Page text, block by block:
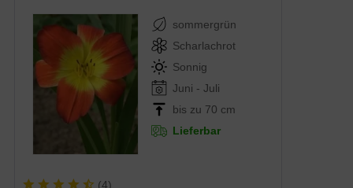
sommergrün
Scharlachrot
Sonnig
Juni - Juli
bis zu 70 cm
Lieferbar
(4)